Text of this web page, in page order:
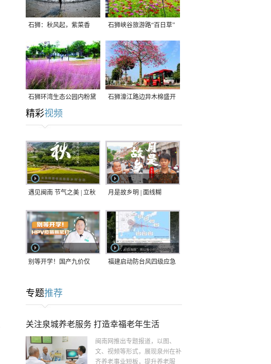
石狮：秋风起，紫菜香 石狮峡谷旅游路“百日草”
争相斗艳
石狮环湾生态公园内粉黛
乱子草盛放
石狮濠江路边异木棉盛开
精彩视频
遇见闽南 节气之美 | 立秋 月是故乡明 | 面线糊
别等开学！国产九价仅
紧打
福建启动防台风四级应急
专题推荐
关注泉城养老服务 打造幸福老年生活
闽南网推出专题报道，以图、
文、视频等形式，展现泉州在补
齐养老事业短板，提升养老服